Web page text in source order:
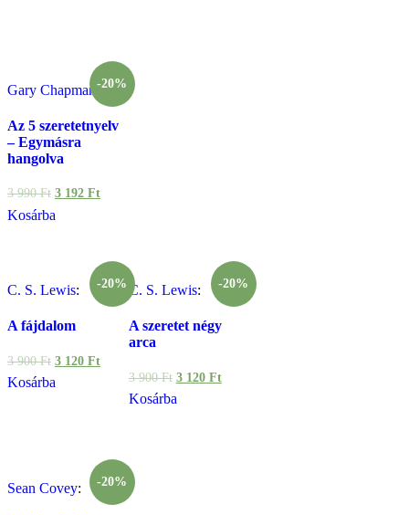
-20%
Gary Chapman :
Az 5 szeretetnyelv
– Egymásra
hangolva
3 990Ft 3 192 Ft
Kosárba
-20%
C. S. Lewis:
A fájdalom
3 900Ft 3 120 Ft
Kosárba
-20%
C. S. Lewis:
A szeretet négy
arca
3 900Ft 3 120 Ft
Kosárba
-20%
Sean Covey: